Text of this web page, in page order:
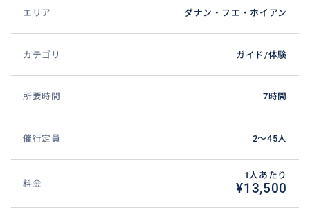
エリア ダナン・フエ・ホイアン
カテゴリ ガイド/体験
所要時間 7時間
催行定員 2〜45人
料金
1人あたり
¥13,500